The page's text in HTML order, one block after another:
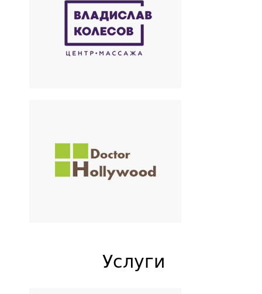
Владислав Колесов
Профессиональный
массажист
Doctor Hollywood
Стоматологическая клиника
Москвы
Услуги